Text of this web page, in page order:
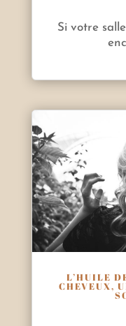
Si votre
L’HUILE
CHEVEUX,